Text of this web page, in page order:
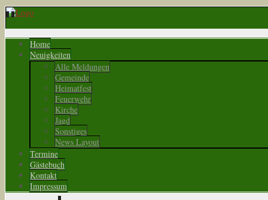
Home
Neuigkeiten
Alle Meldungen
Gemeinde
Heimatfest
Feuerwehr
Kirche
Jagd
Sonstiges
News Layout
Termine
Gästebuch
Kontakt
Impressum